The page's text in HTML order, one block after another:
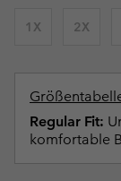
1X 2X
Regular Fit:
komfortable